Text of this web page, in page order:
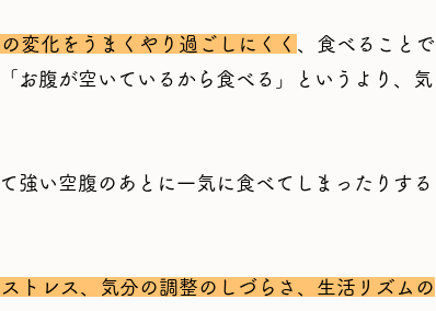
変化をうまくやり過ごしにくく
、食べることで
お腹が空いているから食べる」というより、気
強い空腹のあとに一気に食べてしまったりする
トレス、気分の調整のしづらさ、生活リズムの